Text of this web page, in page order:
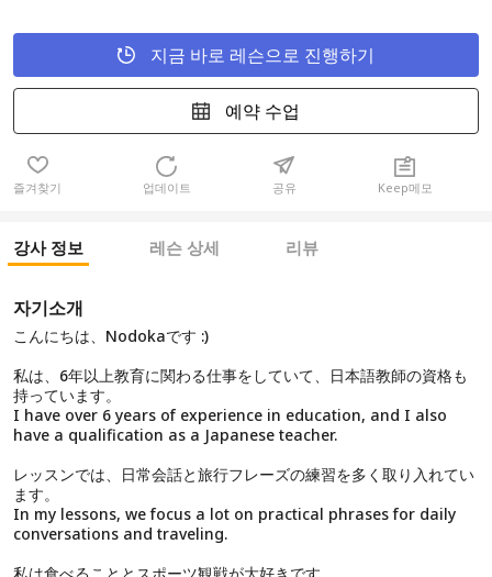
지금 바로 레슨으로 진행하기
예약 수업
즐겨찾기 업데이트 공유 Keep메모
강사 정보 레슨 상세 리뷰
자기소개
こんにちは、Nodokaです :)
私は、6年以上教育に関わる仕事をしていて、日本語教師の資格も
持っています。
I have over 6 years of experience in education, and I also
have a qualification as a Japanese teacher.
レッスンでは、日常会話と旅行フレーズの練習を多く取り入れてい
ます。
In my lessons, we focus a lot on practical phrases for daily
conversations and traveling.